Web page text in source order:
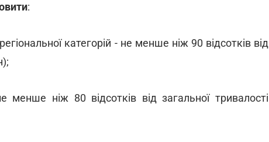
:
категорій - не менше ніж 90 відсотків від
менше ніж 80 відсотків від загальної тривалості